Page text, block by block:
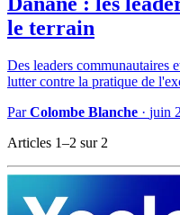
le terrain
Des leaders communautaires
lutter contre la pratique de
ParColombe Blanche · juin
Articles 1–2 sur 2